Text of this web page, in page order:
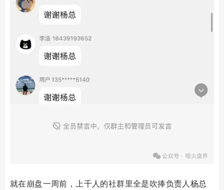
就在崩盘一周前，上千人的社群里全是吹捧负责人杨总